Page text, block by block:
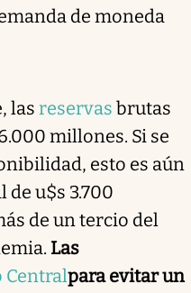
de moneda
las reservas brutas
millones. Si se
esto es aún
de u$s 3.700
de un tercio del
Las
Centralpara evitar un